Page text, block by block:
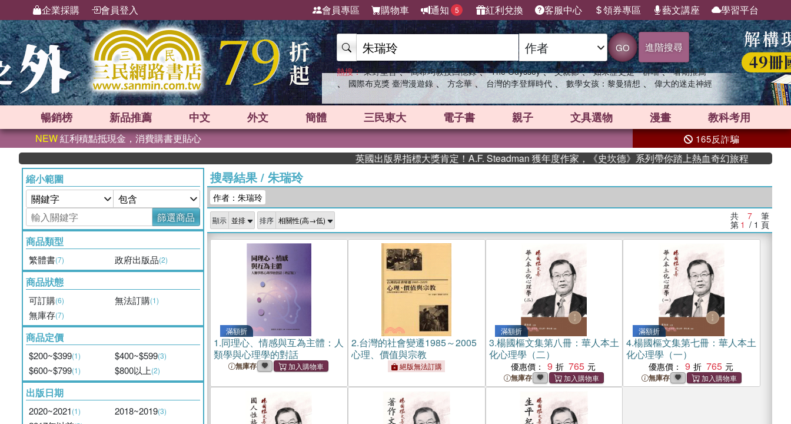
企業採購 會員登入 會員專區 購物車 通知 5 紅利兌換 客服中心 領券專區 藝文講座 學習平台
GO 進階搜尋
熱搜： 東野圭吾 、 高希均教授回憶錄 、 The Odyssey 、 父親節 、 如果歷史是一群喵 、 暑期推薦
、 國際布克獎 臺灣漫遊錄 、 方念華 、 台灣的李登輝時代 、 數學女孩：黎曼猜想 、 偉大的迷走神經
暢銷榜 新品推薦 中文 外文 簡體 三民東大 電子書 親子 文具選物 漫畫 教科考用
NEW紅利積點抵現金，消費購書更貼心 165反詐騙
英國出版界指標大獎肯定！A.F. Steadman 獲年度作家，《史坎德》系列帶你踏上熱血奇幻旅程
縮小範圍
篩選商品
商品類型
繁體書(7) 政府出版品(2)
商品狀態
可訂購(6) 無法訂購(1)
無庫存(7)
商品定價
$200~$399(1) $400~$599(3)
$600~$799(1) $800以上(2)
出版日期
2020~2021(1) 2018~2019(3)
搜尋結果/ 朱瑞玲
作者：朱瑞玲
顯示 排序 共 7 筆
第 1 / 1 頁
滿額折
1.同理心、情感與互為主體：人
類學與心理學的對話
無庫存
2.台灣的社會變遷1985～2005
心理、價值與宗教
絕版無法訂購
滿額折
3.楊國樞文集第八冊：華人本土
化心理學（二）
優惠價： 9 765
無庫存
滿額折
4.楊國樞文集第七冊：華人本土
化心理學（一）
優惠價： 9 765
無庫存